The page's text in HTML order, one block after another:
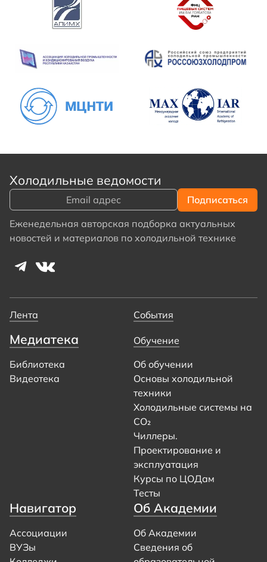
Холодильные ведомости
Еженедельная авторская подборка актуальных
новостей и материалов по холодильной технике
Лента События
Медиатека
Библиотека
Видеотека
Обучение
Об обучении
Основы холодильной
техники
Холодильные системы на
CO₂
Чиллеры.
Проектирование и
эксплуатация
Курсы по ЦОДам
Тесты
Навигатор
Ассоциации
ВУЗы
Об Академии
Об Академии
Сведения об